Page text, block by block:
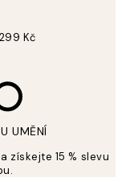
Kč
UMĚNÍ
získejte 15 % slevu